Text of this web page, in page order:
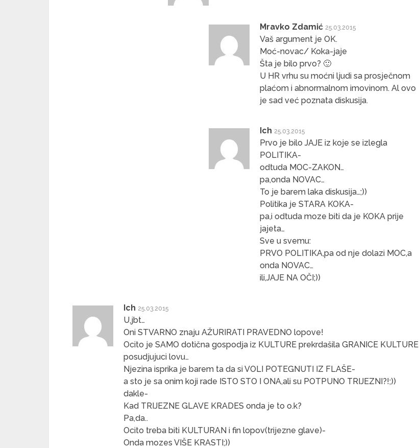
Mravko Zdamić 25.03.2015
Vaš argument je OK.
Moć-novac/ Koka-jaje
Šta je bilo prvo? 🙂
U HR vrhu su moćni ljudi sa prosječnom
plaćom i abnormalnom imovinom. Al ovo
je sad već poznata diskusija.
Ich 25.03.2015
Prvo je bilo JAJE iz koje se izlegla
POLITIKA-
odtuda MOC-ZAKON…
pa,onda NOVAC…
To je barem laka diskusija…;))
Politika je STARA KOKA-
pa,i odtuda moze biti da je KOKA prije
jajeta…
Sve u svemu:
PRVO POLITIKA,pa od nje dolazi MOC,a
onda NOVAC…
ili,JAJE NA OČI;))
Ich 25.03.2015
U,jbt…
Oni STVARNO znaju AŽURIRATI PRAVEDNO lopove!
Ocito je SAMO dotična gospodja iz KULTURE prekrdašila GRANICE KULTURE
posudjujuci lovu…
Njezina isprika je barem ta da si VOLI POTEGNUTI IZ FLAŠE-
a sto je sa onim koji rade ISTO STO I ONA,ali su POTPUNO TRIJEZNI?!;))
dakle-
Kad TRIJEZNE GLAVE KRADES onda je to o.k?
Pa,da..
Ocito treba biti KULTURAN i fin lopov(trijezne glave)-
Onda mozes VIŠE KRASTI;))